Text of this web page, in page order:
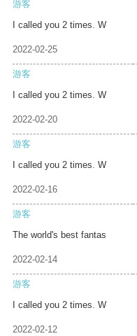
游客
I called you 2 times. W
2022-02-25
游客
I called you 2 times. W
2022-02-20
游客
I called you 2 times. W
2022-02-16
游客
The world's best fantas
2022-02-14
游客
I called you 2 times. W
2022-02-12